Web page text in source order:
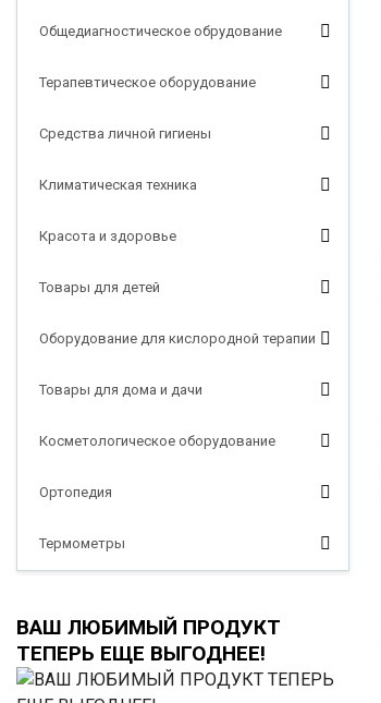
Общедиагностическое обрудование
Терапевтическое оборудование
Средства личной гигиены
Климатическая техника
Красота и здоровье
Товары для детей
Оборудование для кислородной терапии
Товары для дома и дачи
Косметологическое оборудование
Ортопедия
Термометры
ВАШ ЛЮБИМЫЙ ПРОДУКТ
ТЕПЕРЬ ЕЩЕ ВЫГОДНЕЕ!